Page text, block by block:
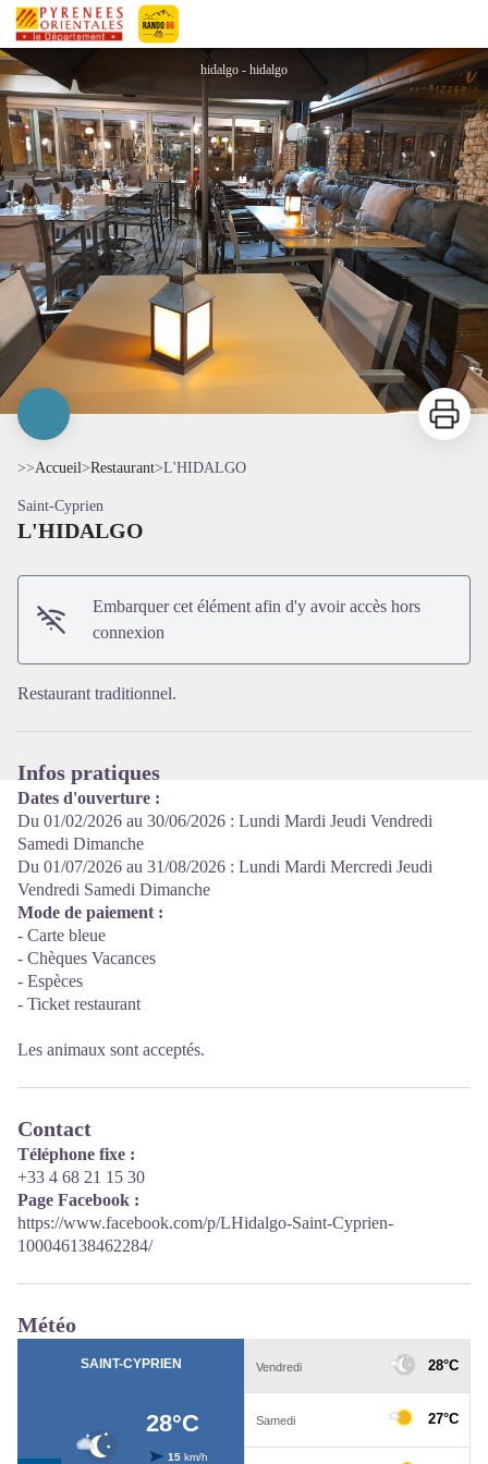
Pyrénées-Orientales Le Département
L'HIDALGO
hidalgo - hidalgo
Voir l'image en plein écran
Imprimer
>>Accueil>Restaurant>L'HIDALGO
Saint-Cyprien
L'HIDALGO
Embarquer cet élément afin d'y avoir accès hors
connexion
Restaurant traditionnel.
Infos pratiques
Dates d'ouverture :
Du 01/02/2026 au 30/06/2026 : Lundi Mardi Jeudi Vendredi
Samedi Dimanche
Du 01/07/2026 au 31/08/2026 : Lundi Mardi Mercredi Jeudi
Vendredi Samedi Dimanche
Mode de paiement :
- Carte bleue
- Chèques Vacances
- Espèces
- Ticket restaurant
Les animaux sont acceptés.
Contact
Téléphone fixe :
+33 4 68 21 15 30
Page Facebook :
https://www.facebook.com/p/LHidalgo-Saint-Cyprien-
100046138462284/
Météo